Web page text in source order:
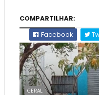
COMPARTILHAR:
Facebook
GERAL